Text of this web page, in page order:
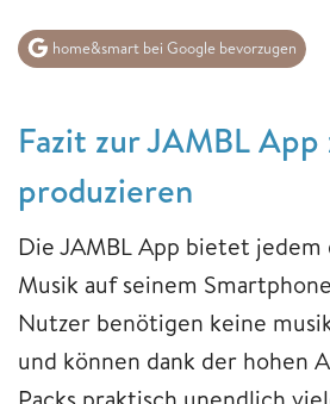
home&smart bei Google bevorzugen
Fazit zur JAMBL
produzieren
Die JAMBL App bietet
Musik auf seinem
Nutzer benötigen keine
und können dank der hohen